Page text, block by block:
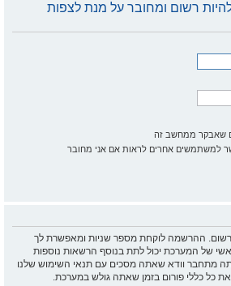
רשום ומחובר על מנת לצפות
שאבקר ממחשב זה
למשתמשים אחרים לראות אם אני מחובר
ההרשמה לוקחת מספר שניות ומאפשרת לך
של המערכת יכול לתת בנוסף הרשאות נוספות
מתחבר וודא שאתה מסכים עם תנאי השימוש שלנו
כל כללי פורום בזמן שאתה גולש במערכת.